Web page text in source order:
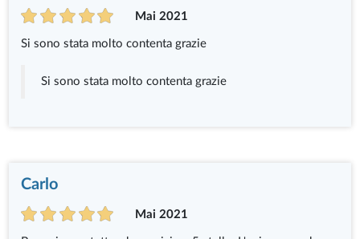
Mai 2021
Si sono stata molto contenta grazie
Si sono stata molto contenta grazie
Carlo
Mai 2021